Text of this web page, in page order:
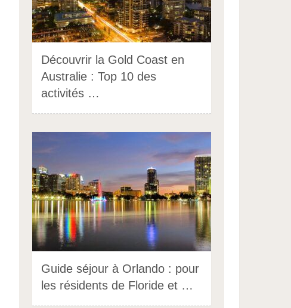
Découvrir la Gold Coast en
Australie : Top 10 des
activités …
Guide séjour à Orlando : pour
les résidents de Floride et …